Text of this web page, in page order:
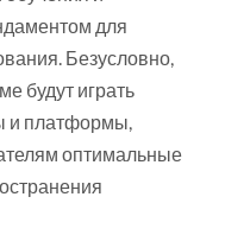
для
Безусловно,
будут играть
и платформы,
оптимальные